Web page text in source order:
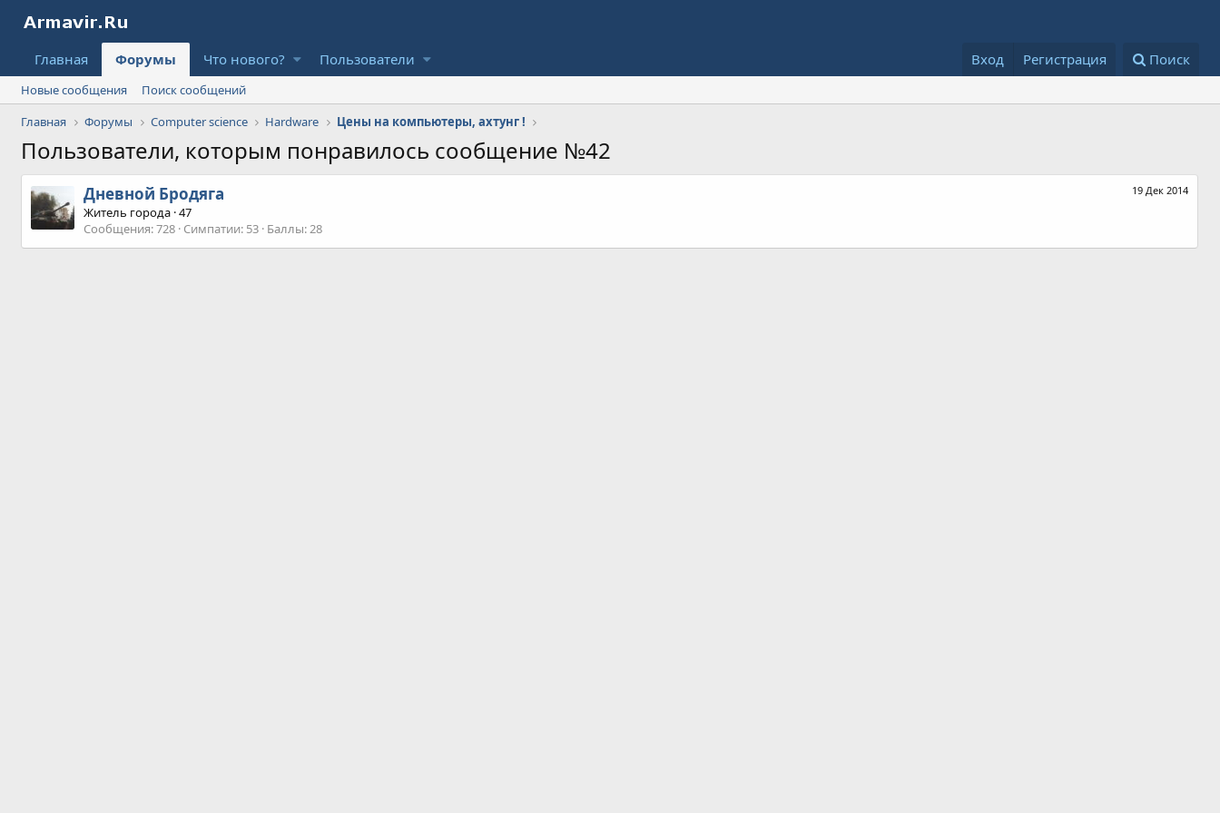
Главная Форумы Что нового? Пользователи Вход Регистрация Поиск
Новые сообщения
Поиск сообщений
Главная
Форумы Computer science Hardware Цены на компьютеры, ахтунг !
Пользователи, которым понравилось сообщение №42
19 Дек 2014
Дневной Бродяга
Житель города ·47
Сообщения 728 Симпатии 53 Баллы 28